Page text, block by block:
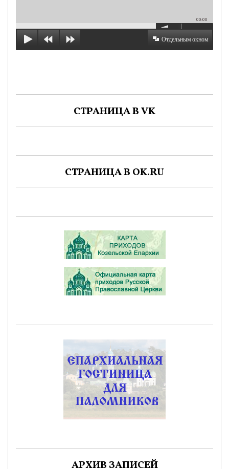
00:00
Отдельным окном
СТРАНИЦА В VK
СТРАНИЦА В OK.RU
АРХИВ ЗАПИСЕЙ